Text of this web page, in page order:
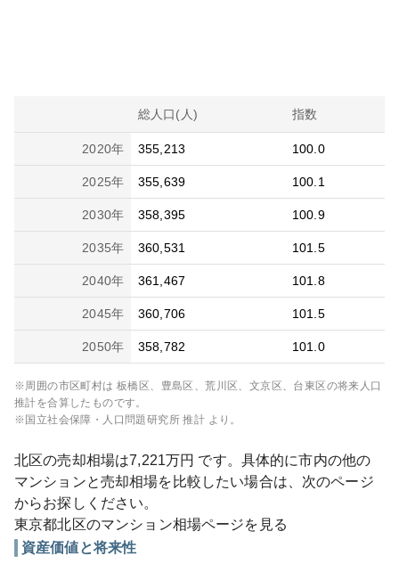
総人口(人) 指数
2020年 355,213 100.0
2025年 355,639 100.1
2030年 358,395 100.9
2035年 360,531 101.5
2040年 361,467 101.8
2045年 360,706 101.5
2050年 358,782 101.0
※周囲の市区町村は 板橋区、豊島区、荒川区、文京区、台東区の将来人口
推計を合算したものです。
※国立社会保障・人口問題研究所 推計 より。
北区の売却相場は7,221万円 です。具体的に市内の他の
マンションと売却相場を比較したい場合は、次のページ
からお探しください。
東京都北区のマンション相場ページを見る
資産価値と将来性